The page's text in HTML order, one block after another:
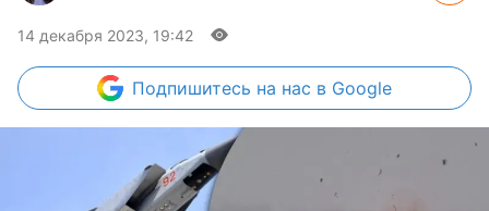
14 декабря 2023, 19:42
Подпишитесь на нас в Google